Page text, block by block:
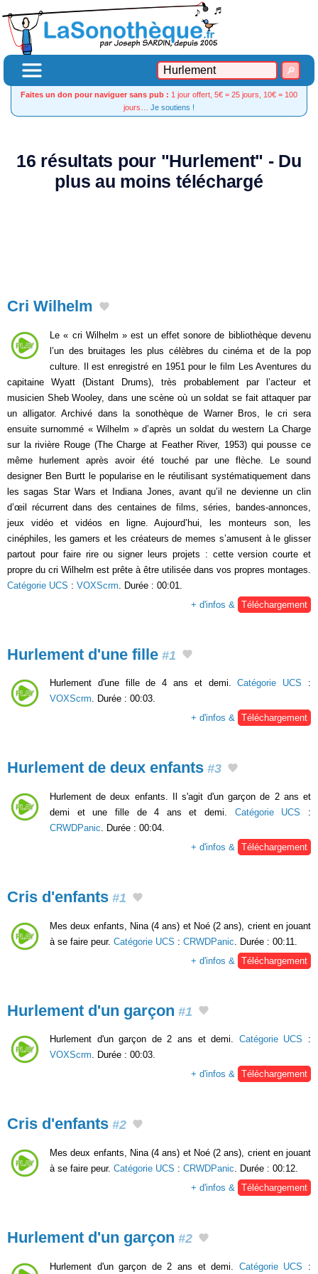
Faites un don pour naviguer sans pub : 1 jour offert, 5€ = 25 jours, 10€ = 100
jours… Je soutiens !
16 résultats pour "Hurlement" - Du
plus au moins téléchargé
Cri Wilhelm
Le « cri Wilhelm » est un effet sonore de bibliothèque devenu
l’un des bruitages les plus célèbres du cinéma et de la pop
culture. Il est enregistré en 1951 pour le film Les Aventures du
capitaine Wyatt (Distant Drums), très probablement par l’acteur et
musicien Sheb Wooley, dans une scène où un soldat se fait attaquer par
un alligator. Archivé dans la sonothèque de Warner Bros, le cri sera
ensuite surnommé « Wilhelm » d’après un soldat du western La Charge
sur la rivière Rouge (The Charge at Feather River, 1953) qui pousse ce
même hurlement après avoir été touché par une flèche. Le sound
designer Ben Burtt le popularise en le réutilisant systématiquement dans
les sagas Star Wars et Indiana Jones, avant qu’il ne devienne un clin
d’œil récurrent dans des centaines de films, séries, bandes-annonces,
jeux vidéo et vidéos en ligne. Aujourd’hui, les monteurs son, les
cinéphiles, les gamers et les créateurs de memes s’amusent à le glisser
partout pour faire rire ou signer leurs projets : cette version courte et
propre du cri Wilhelm est prête à être utilisée dans vos propres montages.
Catégorie UCS : VOXScrm . Durée : 00:01.
+ d'infos &
Téléchargement
Hurlement d'une fille #1
Hurlement d'une fille de 4 ans et demi.Catégorie UCS :
VOXScrm. Durée : 00:03.
+ d'infos & Téléchargement
Hurlement de deux enfants #3
Hurlement de deux enfants. Il s'agit d'un garçon de 2 ans et
demi et une fille de 4 ans et demi. Catégorie UCS :
CRWDPanic . Durée : 00:04.
+ d'infos &
Téléchargement
Cris d'enfants #1
Mes deux enfants, Nina (4 ans) et Noé (2 ans), crient en jouant
à se faire peur. Catégorie UCS : CRWDPanic . Durée : 00:11.
+ d'infos &
Téléchargement
Hurlement d'un garçon #1
Hurlement d'un garçon de 2 ans et demi. Catégorie UCS :
VOXScrm. Durée : 00:03.
+ d'infos & Téléchargement
Cris d'enfants #2
Mes deux enfants, Nina (4 ans) et Noé (2 ans), crient en jouant
à se faire peur. Catégorie UCS : CRWDPanic . Durée : 00:12.
+ d'infos &
Téléchargement
Hurlement d'un garçon #2
Hurlement d'un garçon de 2 ans et demi. Catégorie UCS :